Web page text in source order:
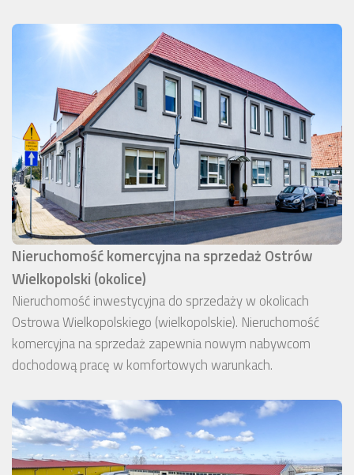
Nieruchomość komercyjna na sprzedaż Ostrów
Wielkopolski (okolice)
Nieruchomość inwestycyjna do sprzedaży w okolicach
Ostrowa Wielkopolskiego (wielkopolskie). Nieruchomość
komercyjna na sprzedaż zapewnia nowym nabywcom
dochodową pracę w komfortowych warunkach.